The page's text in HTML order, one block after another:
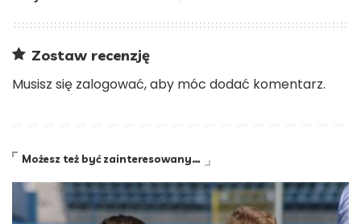
Zostaw recenzję
Musisz się zalogować, aby móc dodać komentarz.
Możesz też być zainteresowany…